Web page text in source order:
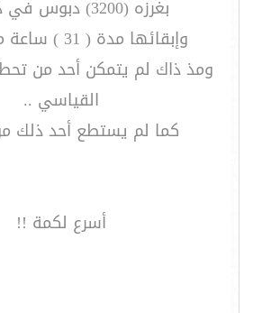
بغرزه (3200) دبوس في ذراعه ..
وإبقائها مدة ( 31 ) ساعة متواصلة ..
ومذ ذاك لم يتمكن أحد من
القياسي ..
كما لم يستطع أحد ذلك
أسرع لكمة !!